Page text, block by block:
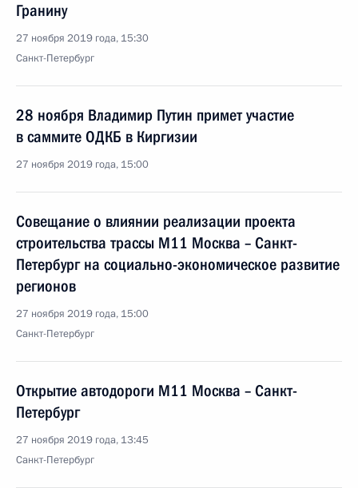
Гранину
27 ноября 2019 года, 15:30
Санкт-Петербург
28 ноября Владимир Путин примет участие
в саммите ОДКБ в Киргизии
27 ноября 2019 года, 15:00
Совещание о влиянии реализации проекта
строительства трассы М11 Москва – Санкт-
Петербург на социально-экономическое развитие
регионов
27 ноября 2019 года, 15:00
Санкт-Петербург
Открытие автодороги М11 Москва – Санкт-
Петербург
27 ноября 2019 года, 13:45
Санкт-Петербург